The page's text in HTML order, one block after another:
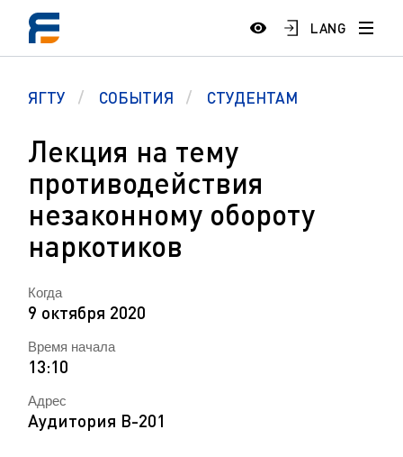
LANG
ЯГТУ СОБЫТИЯ СТУДЕНТАМ
Лекция на тему
противодействия
незаконному обороту
наркотиков
Когда
9 октября 2020
Время начала
13:10
Адрес
Аудитория В-201